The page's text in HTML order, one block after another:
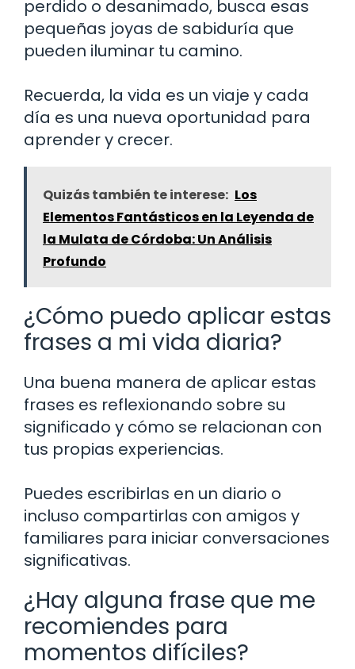
perdido o desanimado, busca esas
pequeñas joyas de sabiduría que
pueden iluminar tu camino.
Recuerda, la vida es un viaje y cada
día es una nueva oportunidad para
aprender y crecer.
Quizás también te interese: Los
Elementos Fantásticos en la Leyenda de
la Mulata de Córdoba: Un Análisis
Profundo
¿Cómo puedo aplicar estas
frases a mi vida diaria?
Una buena manera de aplicar estas
frases es reflexionando sobre su
significado y cómo se relacionan con
tus propias experiencias.
Puedes escribirlas en un diario o
incluso compartirlas con amigos y
familiares para iniciar conversaciones
significativas.
¿Hay alguna frase que me
recomiendes para
momentos difíciles?